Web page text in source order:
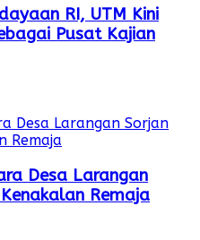
RI, UTM Kini
Pusat Kajian
Desa Larangan
Remaja